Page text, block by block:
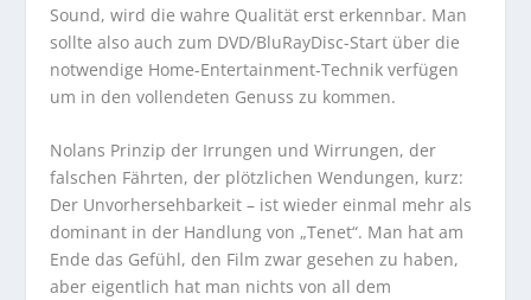
Sound, wird die wahre Qualität erst erkennbar. Man
sollte also auch zum DVD/BluRayDisc-Start über die
notwendige Home-Entertainment-Technik verfügen
um in den vollendeten Genuss zu kommen.
Nolans Prinzip der Irrungen und Wirrungen, der
falschen Fährten, der plötzlichen Wendungen, kurz:
Der Unvorhersehbarkeit – ist wieder einmal mehr als
dominant in der Handlung von „Tenet“. Man hat am
Ende das Gefühl, den Film zwar gesehen zu haben,
aber eigentlich hat man nichts von all dem